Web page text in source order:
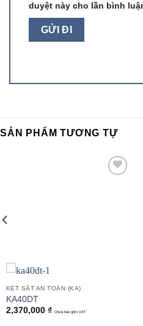
duyệt này cho lần bình
SẢN PHẨM TƯƠNG TỰ
KÉT SẮT AN TOÀN (KA)
KA40DT
2,370,000 ₫ Chưa bao gồm VAT